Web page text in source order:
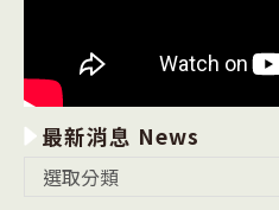
最新消息 News
選取分類